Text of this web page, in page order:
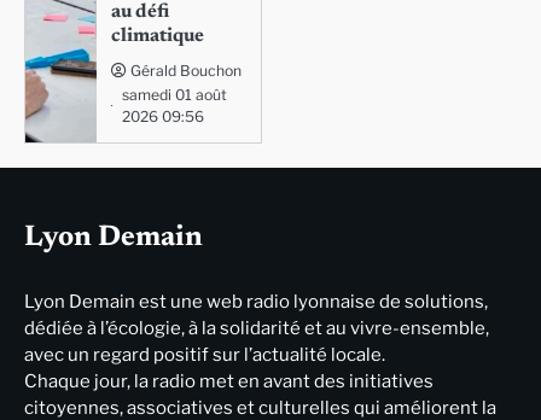
au défi
climatique
Gérald Bouchon
samedi 01 août
2026 09:56
Lyon Demain
Lyon Demain est une web radio lyonnaise de solutions,
dédiée à l’écologie, à la solidarité et au vivre-ensemble,
avec un regard positif sur l’actualité locale.
Chaque jour, la radio met en avant des initiatives
citoyennes, associatives et culturelles qui améliorent la